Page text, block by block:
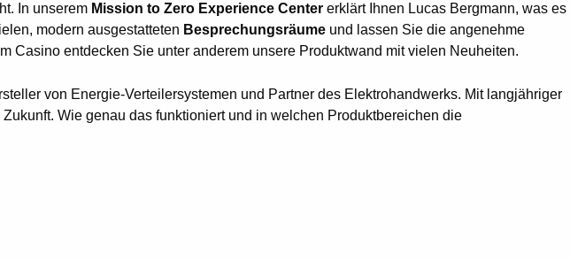
In unserem Mission to Zero Experience Center erklärt Ihnen Lucas Bergmann, was es
modern ausgestatteten Besprechungsräume und lassen Sie die angenehme
Casino entdecken Sie unter anderem unsere Produktwand mit vielen Neuheiten.
von Energie-Verteilersystemen und Partner des Elektrohandwerks. Mit langjähriger
Wie genau das funktioniert und in welchen Produktbereichen die